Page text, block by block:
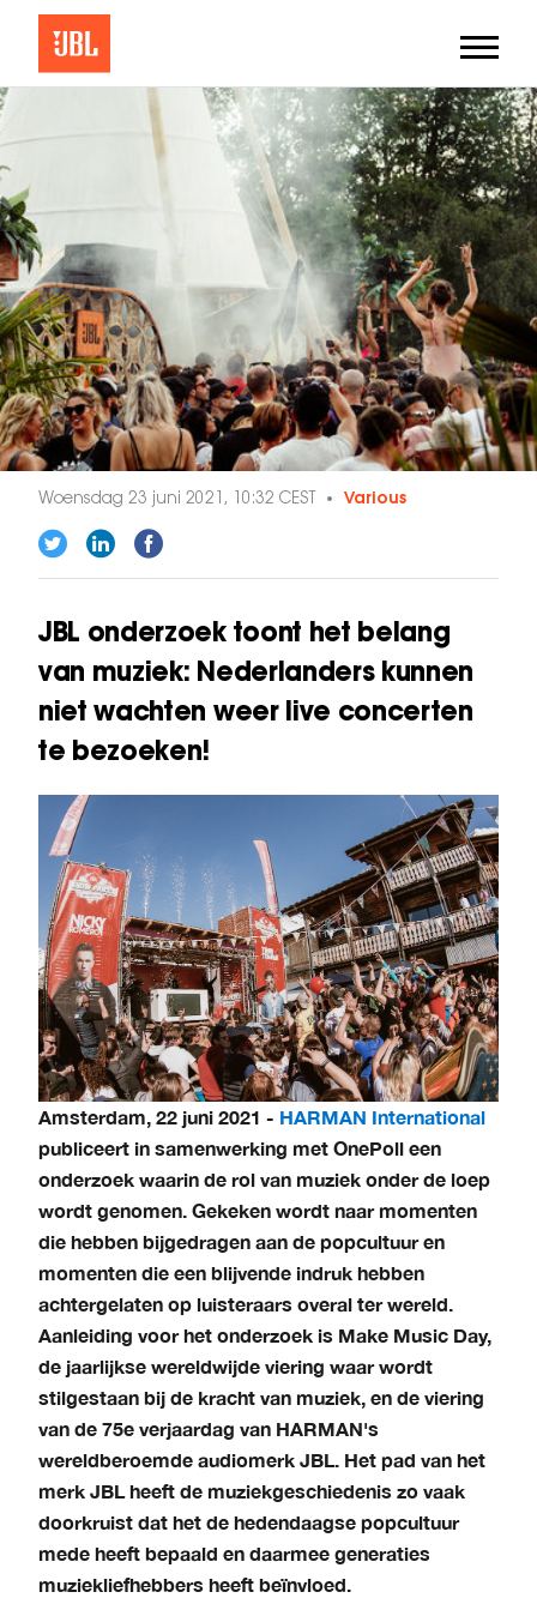
Woensdag 23 juni 2021, 10:32 CEST Various
JBL onderzoek toont het belang
van muziek: Nederlanders kunnen
niet wachten weer live concerten
te bezoeken!
Amsterdam, 22 juni 2021 - HARMAN International
publiceert in samenwerking met OnePoll een
onderzoek waarin de rol van muziek onder de loep
wordt genomen. Gekeken wordt naar momenten
die hebben bijgedragen aan de popcultuur en
momenten die een blijvende indruk hebben
achtergelaten op luisteraars overal ter wereld.
Aanleiding voor het onderzoek is Make Music Day,
de jaarlijkse wereldwijde viering waar wordt
stilgestaan bij de kracht van muziek, en de viering
van de 75e verjaardag van HARMAN's
wereldberoemde audiomerk JBL. Het pad van het
merk JBL heeft de muziekgeschiedenis zo vaak
doorkruist dat het de hedendaagse popcultuur
mede heeft bepaald en daarmee generaties
muziekliefhebbers heeft beïnvloed.